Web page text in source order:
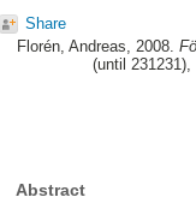
Share
Florén, Andreas, 2008.
(until
Abstract